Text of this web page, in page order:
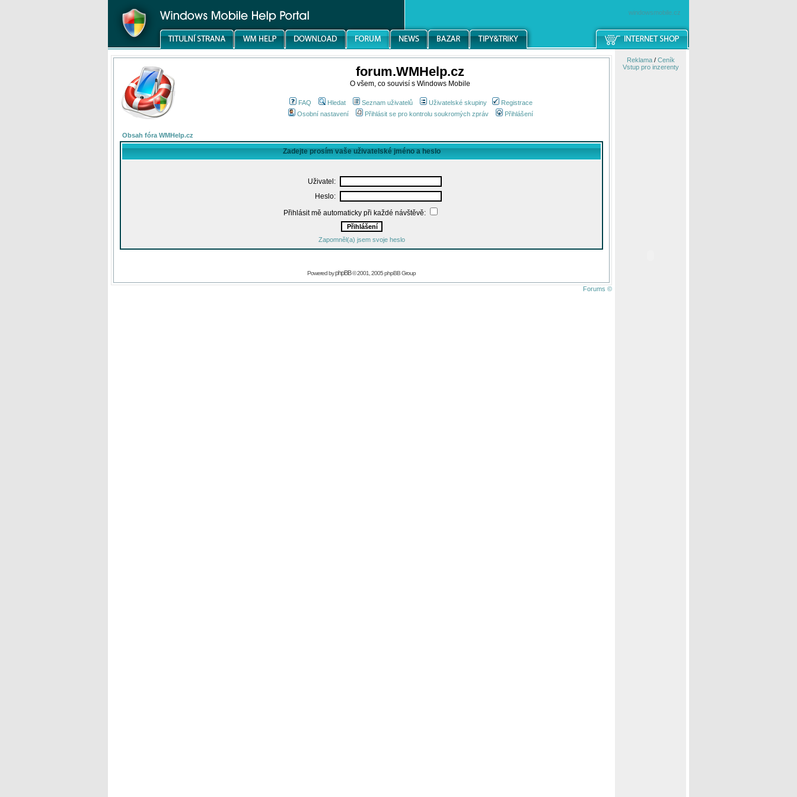
windowsmobile.cz
forum.WMHelp.cz
O všem, co souvisí s Windows Mobile
FAQ Hledat Seznam uživatelů Uživatelské skupiny
Registrace
Osobní nastavení
Přihlásit se pro kontrolu soukromých zpráv Přihlášení
Obsah fóra WMHelp.cz
Zadejte prosím vaše uživatelské jméno a heslo
Uživatel:
Heslo:
Přihlásit mě automaticky při každé návštěvě:
Zapomněl(a) jsem svoje heslo
Powered byphpBB© 2001, 2005 phpBB Group
Forums ©
Reklama/ Ceník
Vstup pro inzerenty